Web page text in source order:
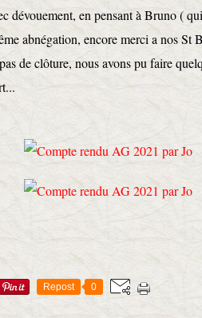
dévouement, en pensant à Bruno (
abnégation, encore merci a nos St
de clôture, nous avons pu faire
Repost 0